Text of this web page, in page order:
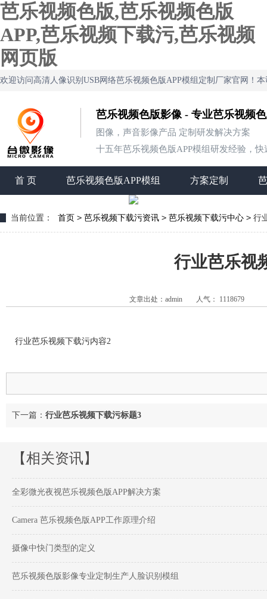
芭乐视频色版,芭乐视频色版
APP,芭乐视频下载污,芭乐视频
网页版
欢迎访问高清人像识别USB网络芭乐视频色版APP模组定制厂家官网！
芭乐视频色版影像 - 专业芭乐视频
图像，声音影像产品 定制研发解决方案
十五年芭乐视频色版APP模组研发经验，快速
首 页 芭乐视频色版APP模组 方案定制
当前位置： 首页 > 芭乐视频下载污资讯 > 芭乐视频下载污中心 > 行
行业芭乐视
文章出处：admin 人气： 1118679
行业芭乐视频下载污内容2
下一篇： 行业芭乐视频下载污标题3
【相关资讯】
全彩微光夜视芭乐视频色版APP解决方案
Camera 芭乐视频色版APP工作原理介绍
摄像中快门类型的定义
芭乐视频色版影像专业定制生产人脸识别模组